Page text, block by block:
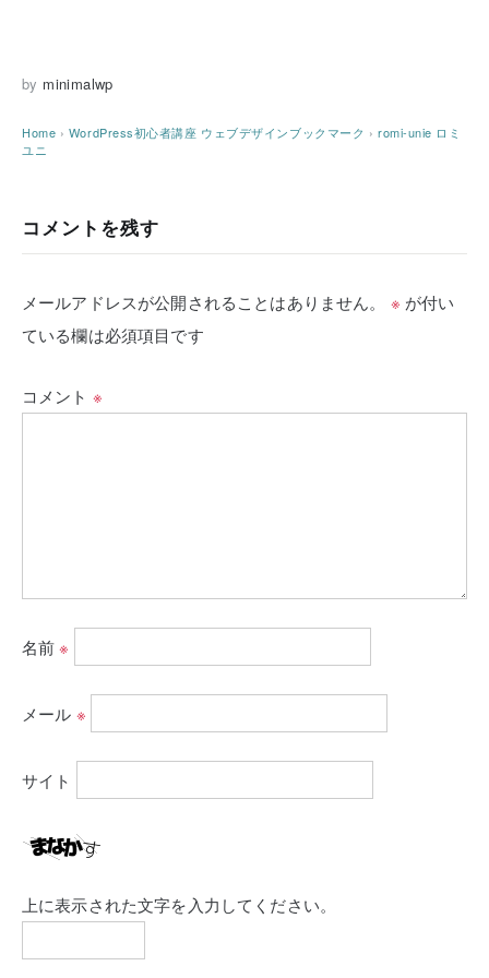
by minimalwp
Home › WordPress初心者講座 ウェブデザインブックマーク › romi-unie ロミ
ユニ
コメントを残す
メールアドレスが公開されることはありません。 ※ が付い
ている欄は必須項目です
コメント ※
名前※
メール ※
サイト
上に表示された文字を入力してください。